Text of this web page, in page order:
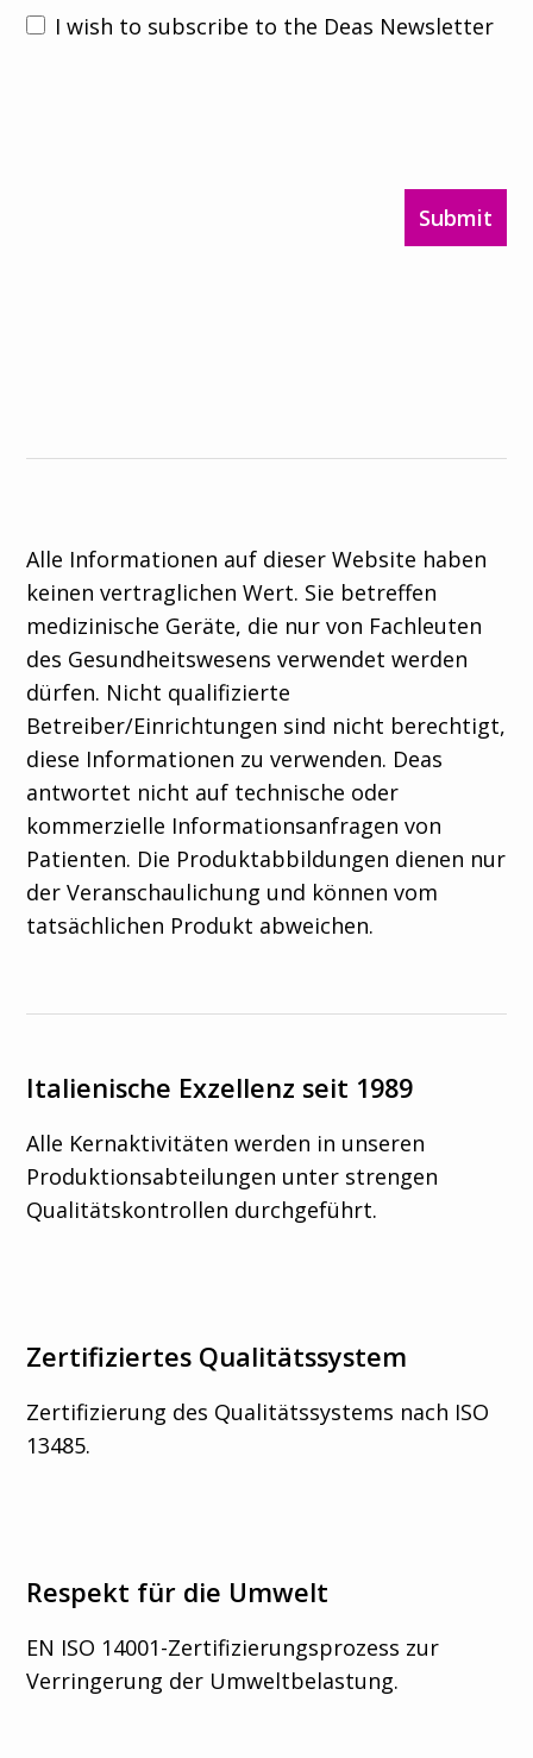
I wish to subscribe to the Deas Newsletter
Submit
Alle Informationen auf dieser Website haben
keinen vertraglichen Wert. Sie betreffen
medizinische Geräte, die nur von Fachleuten
des Gesundheitswesens verwendet werden
dürfen. Nicht qualifizierte
Betreiber/Einrichtungen sind nicht berechtigt,
diese Informationen zu verwenden. Deas
antwortet nicht auf technische oder
kommerzielle Informationsanfragen von
Patienten. Die Produktabbildungen dienen nur
der Veranschaulichung und können vom
tatsächlichen Produkt abweichen.
Italienische Exzellenz seit 1989
Alle Kernaktivitäten werden in unseren
Produktionsabteilungen unter strengen
Qualitätskontrollen durchgeführt.
Zertifiziertes Qualitätssystem
Zertifizierung des Qualitätssystems nach ISO
13485.
Respekt für die Umwelt
EN ISO 14001-Zertifizierungsprozess zur
Verringerung der Umweltbelastung.